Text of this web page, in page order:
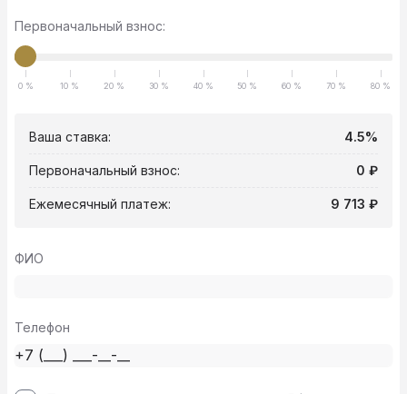
Первоначальный взнос:
0 % 10 % 20 % 30 % 40 % 50 % 60 % 70 % 80 %
Ваша ставка: 4.5%
Первоначальный взнос: 0 ₽
Ежемесячный платеж: 9 713 ₽
ФИО
Телефон